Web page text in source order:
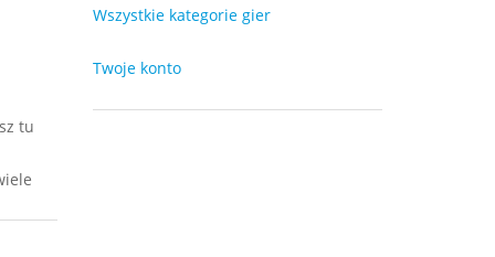
tu
Wszystkie kategorie gier
Twoje konto